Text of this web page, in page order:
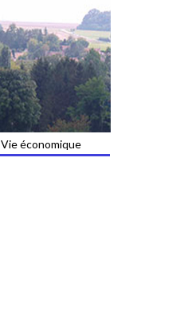
Vie économique